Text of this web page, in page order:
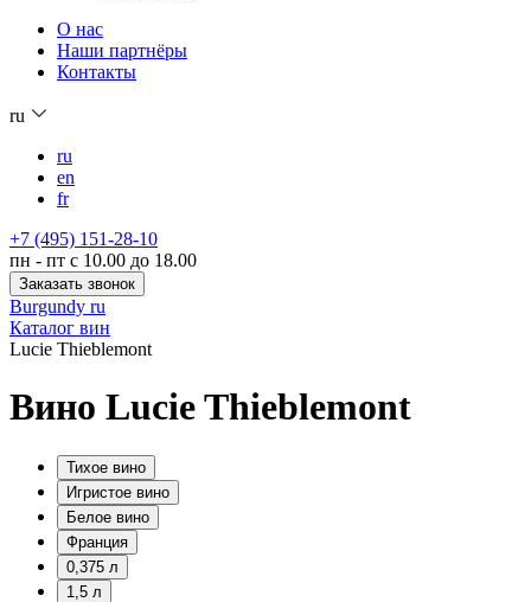
О нас
Наши партнёры
Контакты
ru
ru
en
fr
+7 (495) 151-28-10
пн - пт с 10.00 до 18.00
Заказать звонок
Burgundy ru
Каталог вин
Lucie Thieblemont
Вино Lucie Thieblemont
Тихое вино
Игристое вино
Белое вино
Франция
0,375 л
1,5 л